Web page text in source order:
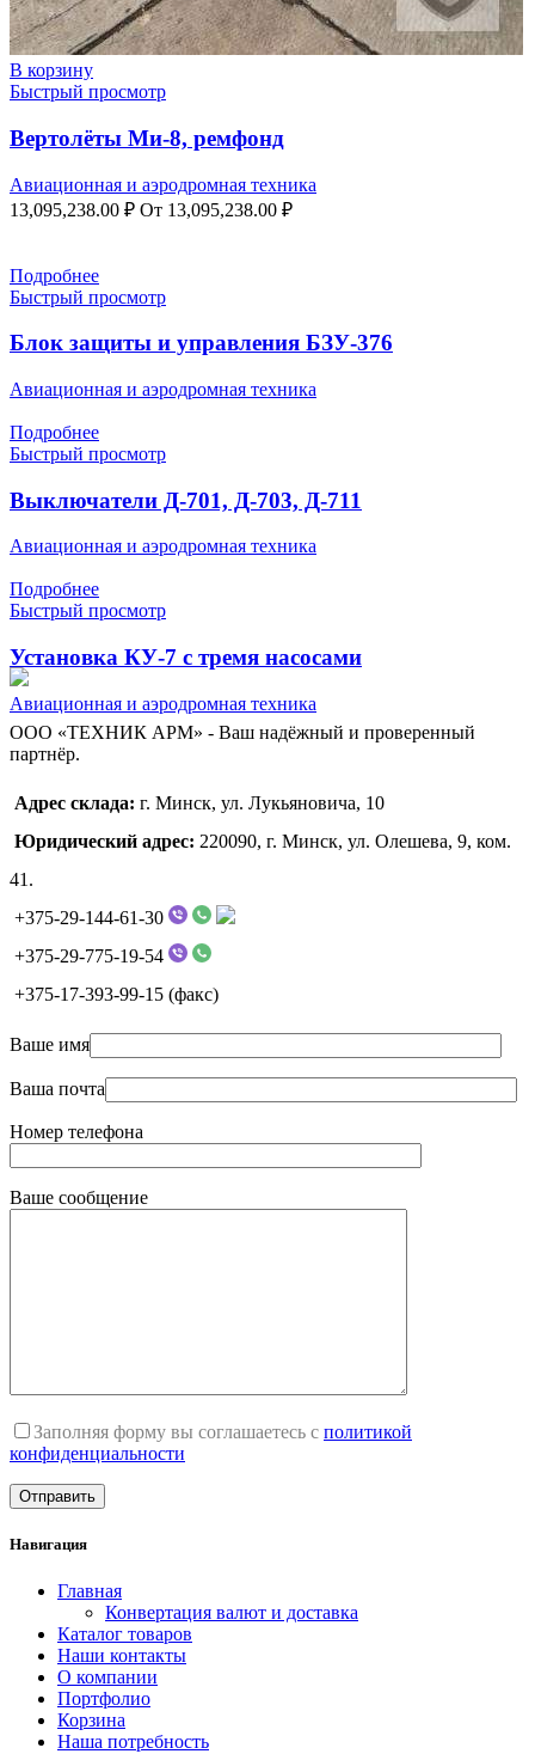
В корзину
Быстрый просмотр
Вертолёты Ми-8, ремфонд
Авиационная и аэродромная техника
13,095,238.00 ₽ От 13,095,238.00 ₽
Подробнее
Быстрый просмотр
Блок защиты и управления БЗУ-376
Авиационная и аэродромная техника
Подробнее
Быстрый просмотр
Выключатели Д-701, Д-703, Д-711
Авиационная и аэродромная техника
Подробнее
Быстрый просмотр
Установка КУ-7 с тремя насосами
Авиационная и аэродромная техника
ООО «ТЕХНИК АРМ» - Ваш надёжный и проверенный
партнёр.
Адрес склада: г. Минск, ул. Лукьяновича, 10
Юридический адрес: 220090, г. Минск, ул. Олешева, 9, ком.
41.
+375-29-144-61-30
+375-29-775-19-54
+375-17-393-99-15 (факс)
Ваше имя
Ваша почта
Номер телефона
Ваше сообщение
Заполняя форму вы соглашаетесь с политикой
конфиденциальности
Навигация
Главная
Конвертация валют и доставка
Каталог товаров
Наши контакты
О компании
Портфолио
Корзина
Наша потребность